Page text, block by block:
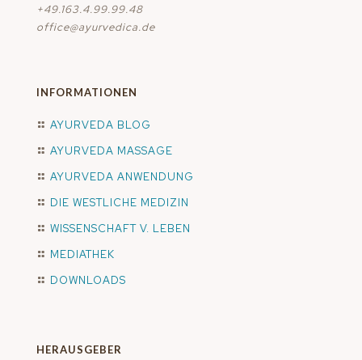
+49.163.4.99.99.48
office@ayurvedica.de
INFORMATIONEN
AYURVEDA BLOG
AYURVEDA MASSAGE
AYURVEDA ANWENDUNG
DIE WESTLICHE MEDIZIN
WISSENSCHAFT V. LEBEN
MEDIATHEK
DOWNLOADS
HERAUSGEBER